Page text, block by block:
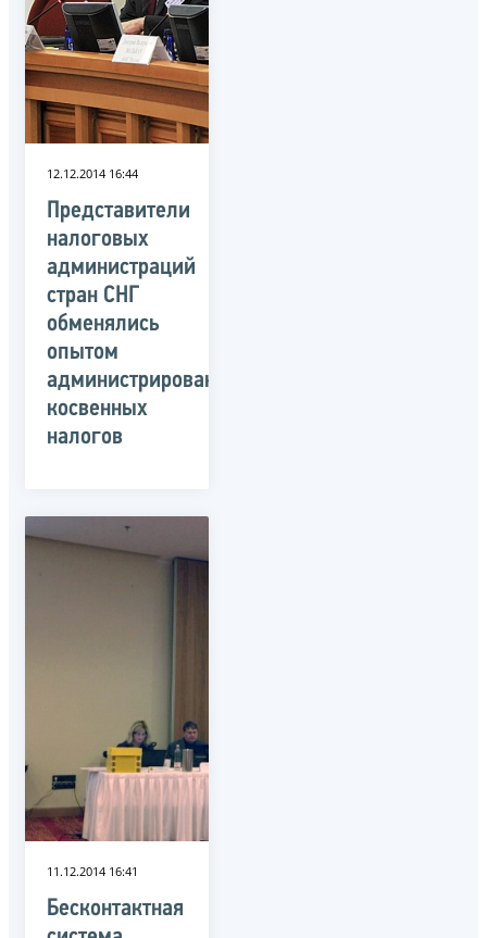
12.12.2014 16:44
Представители
налоговых
администраций
стран СНГ
обменялись
опытом
администрирования
косвенных
налогов
11.12.2014 16:41
Бесконтактная